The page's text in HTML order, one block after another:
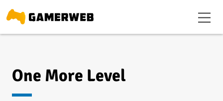
One More Level